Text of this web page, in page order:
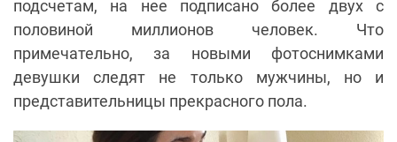
подсчетам, на нее подписано более двух с
половиной миллионов человек. Что
примечательно, за новыми фотоснимками
девушки следят не только мужчины, но и
представительницы прекрасного пола.